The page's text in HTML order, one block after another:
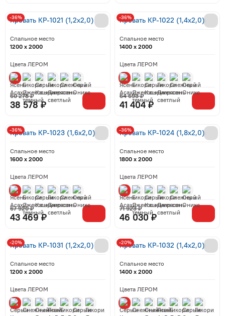
Кровать КР-1021 (1,2x2,0)
Спальное место
1200 x 2000
Цвета ЛЕРОМ
38 578 ₽
60 278 ₽
-36% Кровать КР-1022 (1,4x2,0)
Спальное место
1400 x 2000
Цвета ЛЕРОМ
41 404 ₽
64 693 ₽
-36%
Кровать КР-1023 (1,6x2,0)
Спальное место
1600 x 2000
Цвета ЛЕРОМ
43 469 ₽
67 920 ₽
-36% Кровать КР-1024 (1,8x2,0)
Спальное место
1800 x 2000
Цвета ЛЕРОМ
46 030 ₽
71 923 ₽
-36%
Кровать КР-1031 (1,2x2,0)
Спальное место
1200 x 2000
Цвета ЛЕРОМ
-20% Кровать КР-1032 (1,4x2,0)
Спальное место
1400 x 2000
Цвета ЛЕРОМ
-20%